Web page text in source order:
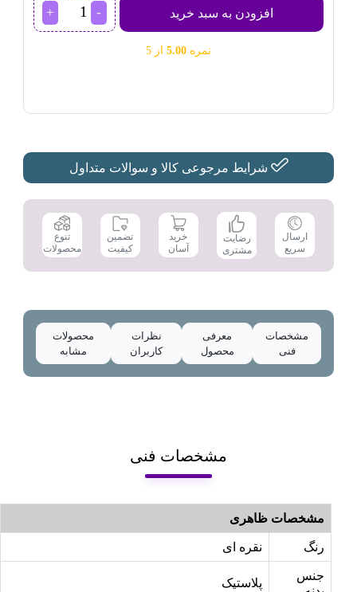
افزودن به سبد خرید
سرخ
کن
568
نمره5.00از 5
شرایط مرجوعی کالا و سوالات متداول
ارسال
سریع
رضایت
مشتری
خرید
آسان
تضمین
کیفیت
تنوع
محصولات
مشخصات
فنی
معرفی
محصول
نظرات
کاربران
محصولات
مشابه
مشخصات فنی
مشخصات ظاهری
رنگ نقره ای
جنس
پلاستیک